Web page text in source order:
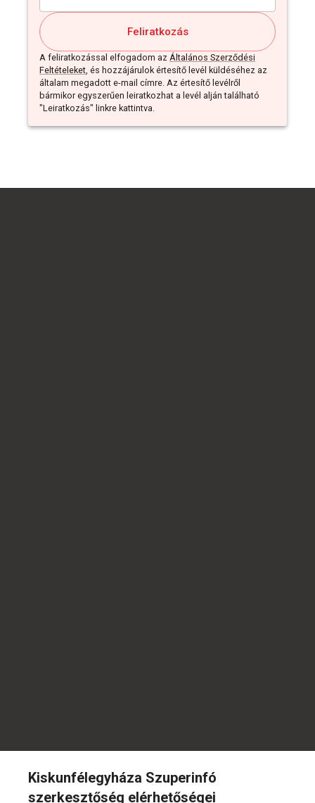
Feliratkozás
A feliratkozással elfogadom az Általános Szerződési
Feltételeket, és hozzájárulok értesítő levél küldéséhez az
általam megadott e-mail címre. Az értesítő levélről
bármikor egyszerűen leiratkozhat a levél alján található
"Leiratkozás" linkre kattintva.
Kiskunfélegyháza Szuperinfó
szerkesztőség elérhetőségei